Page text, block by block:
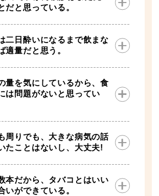
だと思っている。
二日酔いになるまで飲まな
適量だと思う。
量を気にしているから、食
は問題がないと思ってい
周りでも、大きな病気の話
たことはないし、大丈夫!
本だから、タバコとはいい
いができている。